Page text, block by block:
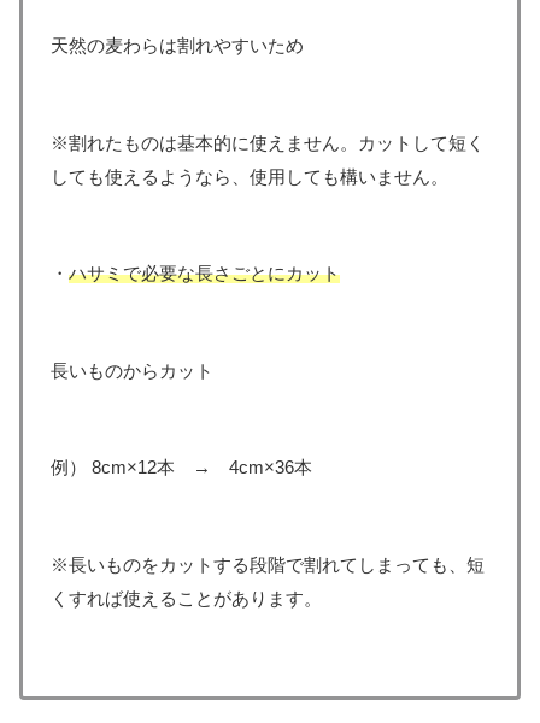
天然の麦わらは割れやすいため
※割れたものは基本的に使えません。カットして短く
しても使えるようなら、使用しても構いません。
・ ハサミで必要な長さごとにカット
長いものからカット
例） 8cm×12本 → 4cm×36本
※長いものをカットする段階で割れてしまっても、短
くすれば使えることがあります。